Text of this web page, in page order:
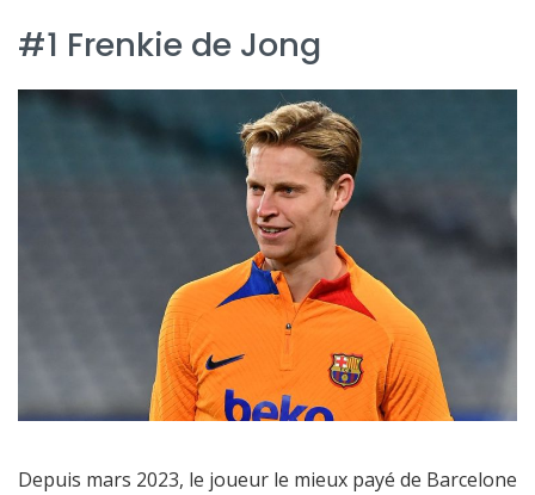
#1 Frenkie de Jong
Depuis mars 2023, le joueur le mieux payé de Barcelone